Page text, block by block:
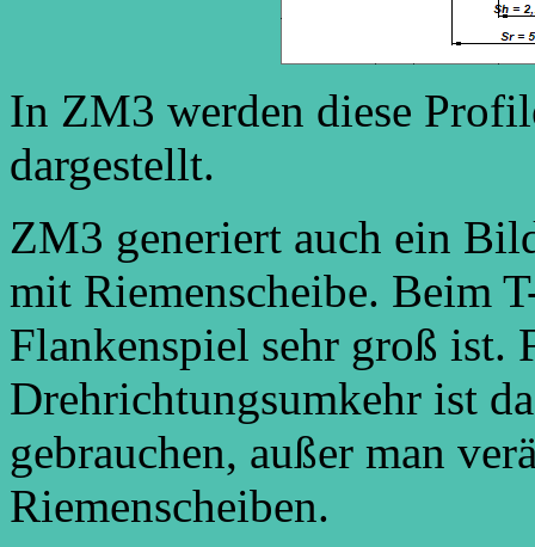
In ZM3 werden diese
dargestellt.
ZM3 generiert auch ein
mit Riemenscheibe. Beim
Flankenspiel sehr groß ist.
Drehrichtungsumkehr ist
gebrauchen, außer man
Riemenscheiben.